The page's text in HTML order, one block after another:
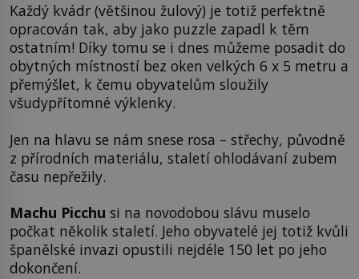
Každý kvádr (většinou žulový) je totiž perfektně
opracován tak, aby jako puzzle zapadl k těm
ostatním! Díky tomu se i dnes můžeme posadit do
obytných místností bez oken velkých 6 x 5 metru a
přemýšlet, k čemu obyvatelům sloužily
všudypřítomné výklenky.
Jen na hlavu se nám snese rosa – střechy, původně
z přírodních materiálu, staletí ohlodávaní zubem
času nepřežily.
Machu Picchu si na novodobou slávu muselo
počkat několik staletí. Jeho obyvatelé jej totiž kvůli
španělské invazi opustili nejdéle 150 let po jeho
dokončení.